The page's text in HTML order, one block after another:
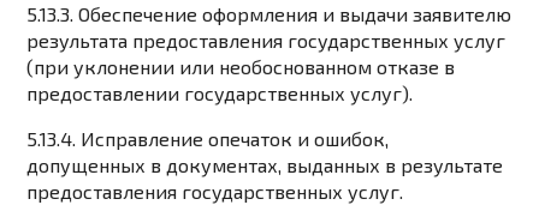
5.13.3. Обеспечение оформления и выдачи заявителю
результата предоставления государственных услуг
(при уклонении или необоснованном отказе в
предоставлении государственных услуг).
5.13.4. Исправление опечаток и ошибок,
допущенных в документах, выданных в результате
предоставления государственных услуг.